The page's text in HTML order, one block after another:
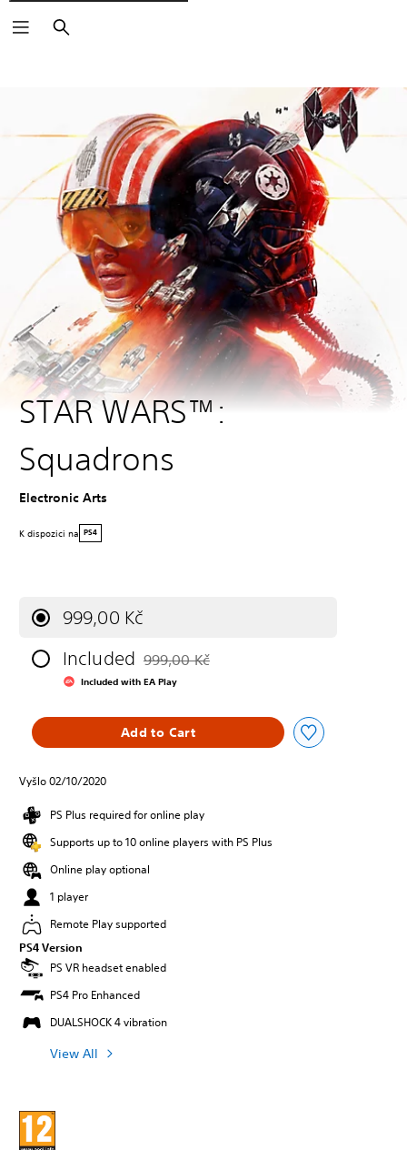
Vyhledat
STAR WARS™:
Squadrons
Electronic Arts
K dispozici na PS4
999,00 Kč
Included
Discounted from original price of 999,00 Kč
999,00 Kč
Included with EA Play
Add to Cart
Vyšlo 02/10/2020
PS Plus required for online play
Supports up to 10 online players with PS Plus
Online play optional
1 player
Remote Play supported
PS4 Version
PS VR headset enabled
PS4 Pro Enhanced
DUALSHOCK 4 vibration
View All